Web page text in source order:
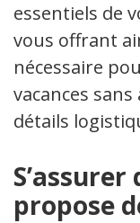
essentiels de
vous offrant
nécessaire
vacances
détails
S’assurer
propose